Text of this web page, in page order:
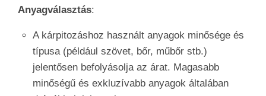
Anyagválasztás:
A kárpitozáshoz használt anyagok minősége és
típusa (például szövet, bőr, műbőr stb.)
jelentősen befolyásolja az árat. Magasabb
minőségű és exkluzívabb anyagok általában